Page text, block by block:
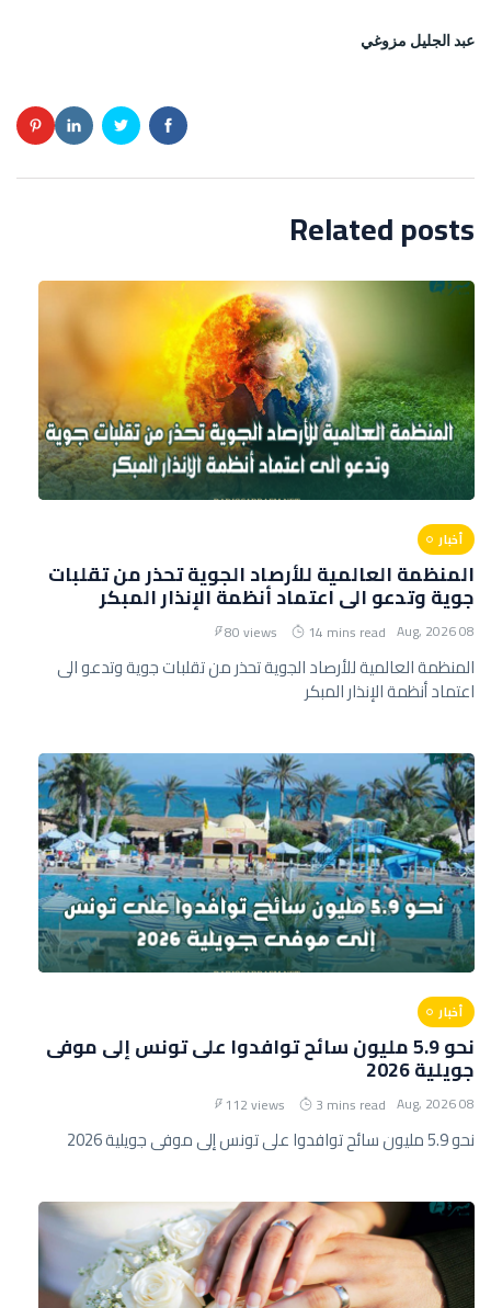
عبد الجليل مزوغي
Related posts
أخبار
المنظمة العالمية للأرصاد الجوية تحذر من تقلبات
جوية وتدعو الى اعتماد أنظمة الإنذار المبكر
08 Aug, 2026
14 mins read
80 views
المنظمة العالمية للأرصاد الجوية تحذر من تقلبات جوية وتدعو الى
اعتماد أنظمة الإنذار المبكر
أخبار
نحو 5.9 مليون سائح توافدوا على تونس إلى موفى
جويلية 2026
08 Aug, 2026
3 mins read
112 views
نحو 5.9 مليون سائح توافدوا على تونس إلى موفى جويلية 2026